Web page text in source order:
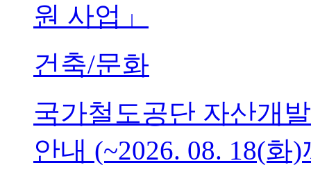
원 사업」
건축/문화
국가철도공단 자산개
안내 (~2026. 08. 18(화